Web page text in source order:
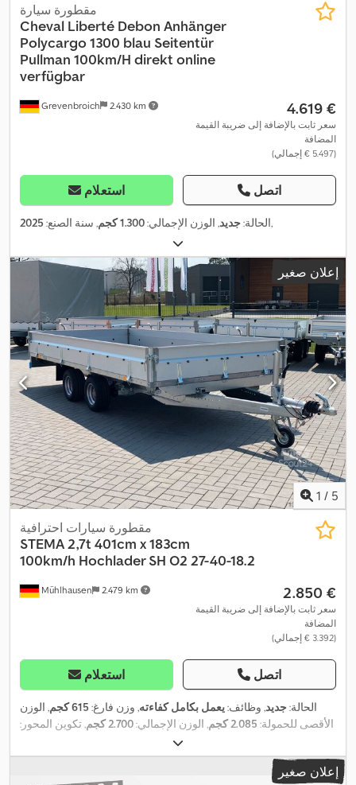
Grevenbroich 2.430 km
مقطورة سيارة
Cheval Liberté Debon Anhänger
Polycargo 1300 blau Seitentür
Pullman 100km/H direkt online
verfügbar
‏4.619 €
سعر ثابت بالإضافة إلى ضريبة القيمة
المضافة
(‏5.497 € إجمالي)
استعلام اتصل
الحالة:جديد, الوزن الإجمالي:1.300 كجم , سنة الصنع: 2025 ,
إعلان صغير
1 / 5
Mühlhausen 2.479 km
مقطورة سيارات احترافية
STEMA 2,7t 401cm x 183cm
100km/h Hochlader SH O2 27-40-18.2
‏2.850 €
سعر ثابت بالإضافة إلى ضريبة القيمة
المضافة
(‏3.392 € إجمالي)
استعلام اتصل
الحالة:جديد, وظائف:يعمل بكامل كفاءته, وزن فارغ: 615 كجم
, الوزن
الأقصى للحمولة: 2.085 كجم , الوزن الإجمالي:2.700 كجم
, تكوين المحور:
4.010 مم
مم, ارتفاع مساحة التحميل:400 مم , سنة الصنع:2026 ,
إعلان صغير